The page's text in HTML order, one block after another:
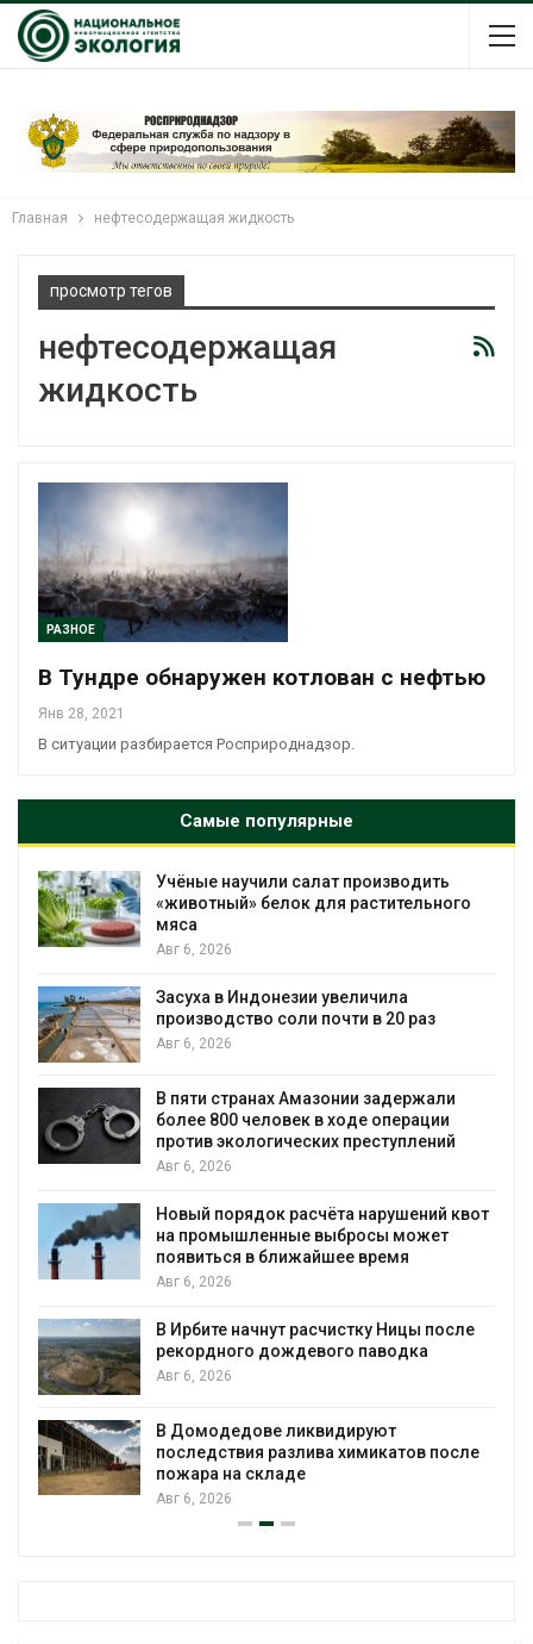
Главная нефтесодержащая жидкость
просмотр тегов
нефтесодержащая
жидкость
РАЗНОЕ
В Тундре обнаружен котлован с нефтью
Янв 28, 2021
В ситуации разбирается Росприроднадзор.
Самые популярные
Учёные научили салат производить
«животный» белок для растительного
мяса
Авг 6, 2026
Засуха в Индонезии увеличила
производство соли почти в 20 раз
Авг 6, 2026
В пяти странах Амазонии задержали
более 800 человек в ходе операции
против экологических преступлений
Авг 6, 2026
Новый порядок расчёта нарушений квот
на промышленные выбросы может
появиться в ближайшее время
Авг 6, 2026
В Ирбите начнут расчистку Ницы после
рекордного дождевого паводка
Авг 6, 2026
В Домодедове ликвидируют
последствия разлива химикатов после
пожара на складе
Авг 6, 2026